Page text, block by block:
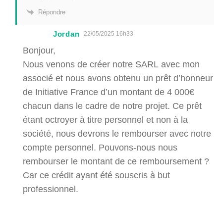
Répondre
Jordan 22/05/2025 16h33
Bonjour,
Nous venons de créer notre SARL avec mon
associé et nous avons obtenu un prêt d’honneur
de Initiative France d’un montant de 4 000€
chacun dans le cadre de notre projet. Ce prêt
étant octroyer à titre personnel et non à la
société, nous devrons le rembourser avec notre
compte personnel. Pouvons-nous nous
rembourser le montant de ce remboursement ?
Car ce crédit ayant été souscris à but
professionnel.